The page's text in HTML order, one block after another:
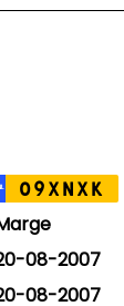
09XNXK
08-2007
08-2007